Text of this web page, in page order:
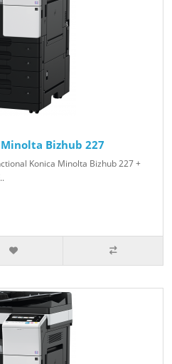
Bizhub 227
Konica Minolta Bizhub 227 +